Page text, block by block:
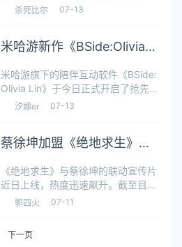
戏《NoRush! – TowerEdition》现已
格可
杀死比尔 07-13
米哈游新作《BSide:Olivia
伴你疗愈心灵
米哈游旗下的陪伴互动软件《BSide:
Olivia Lin》于今日正式开启了抢先体
验。林离，一个主修钢琴、辅修心理
回忆」的个人研究。在
汐娜er 07-13
蔡徐坤加盟《绝地求生》热
高潮
《绝地求生》与蔡徐坤的联动宣传片
近日上线，热度迅速飙升。截至目
前，该视频在微博已收获超100万点
归是蔡徐坤作为《绝地求生》首位全
郭四火 07-11
下一页